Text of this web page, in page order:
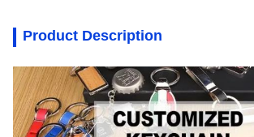
Product Description